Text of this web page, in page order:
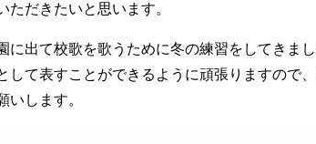
ただきたいと思います。
に出て校歌を歌うために冬の練習をしてきま
して表すことができるように頑張りますので
いします。